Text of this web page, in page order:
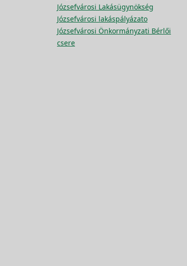
Józsefvárosi Lakásügynökség
Józsefvárosi lakáspályázato
Józsefvárosi Önkormányzati Bérlői
csere